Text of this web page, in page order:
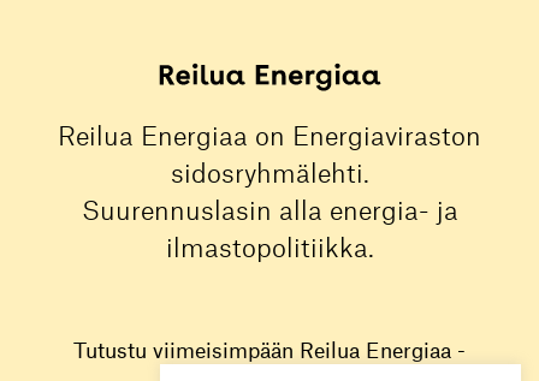
Reilua Energiaa on Energiaviraston
sidosryhmälehti.
Suurennuslasin alla energia- ja
ilmastopolitiikka.
Tutustu viimeisimpään Reilua Energiaa -